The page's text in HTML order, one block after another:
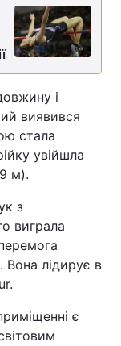
і
виявився
стала
увійшла
м).
з
виграла
Вона лідирує в
є